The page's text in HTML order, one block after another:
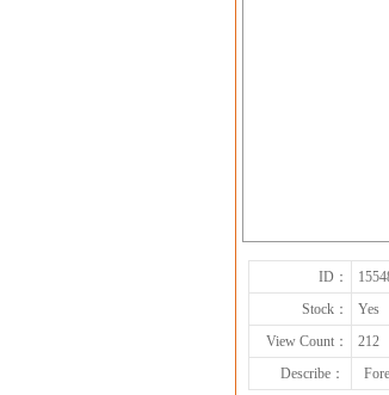
ID：
Stock：
Yes
View Count：
212
Describe：